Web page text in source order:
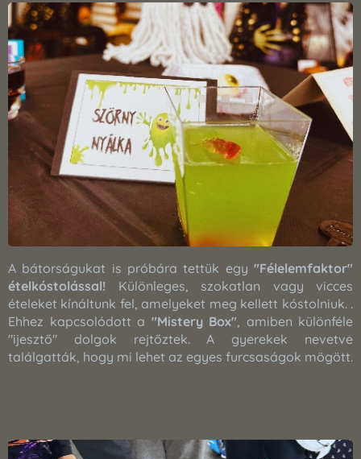
A bátorságukat is próbára tettük egy "Félelemfaktor"
ételkóstolással! Különleges, szokatlan vagy vicces
ételeket kínáltunk fel, amelyeket meg kellett kóstolniuk. .
Ehhez kapcsolódott a "Mistery Box", amiben különféle
"ijesztő" dolgok rejtőztek. A gyerekek nevetve
találgatták, hogy mi lehet az egyes furcsaságok mögött.